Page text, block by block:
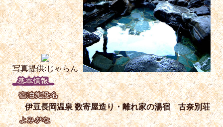
写真提供:じゃらん
伊豆長岡温泉 数寄屋造り・離れ家の湯宿 古奈別荘